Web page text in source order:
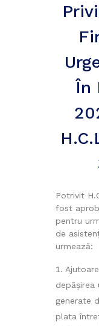
În
Potrivit
fost
pentru
de
urmează:
generate
plata